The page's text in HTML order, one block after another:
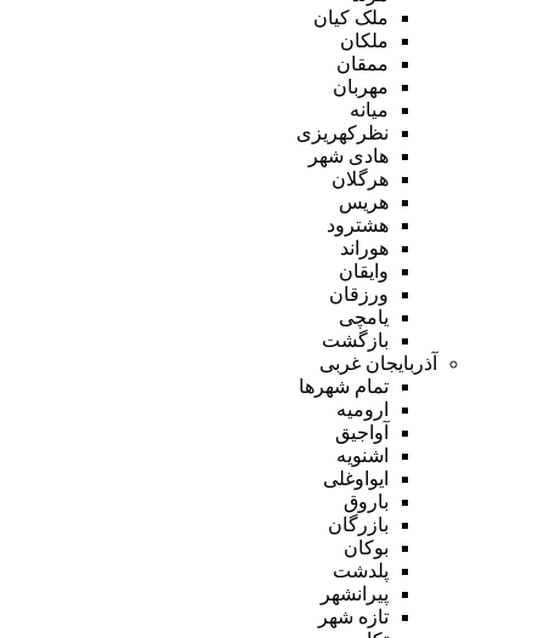
ملک کیان
ملکان
ممقان
مهربان
میانه
نظرکهریزی
هادی شهر
هرگلان
هریس
هشترود
هوراند
وایقان
ورزقان
یامچی
بازگشت
آذربایجان غربی
تمام شهر‌ها
ارومیه
آواجیق
اشنویه
ایواوغلی
باروق
بازرگان
بوکان
پلدشت
پیرانشهر
تازه شهر